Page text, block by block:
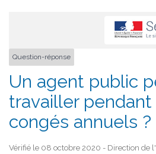
Question-réponse
Un agent public
travailler pendant
congés annuels ?
Vérifié le 08 octobre 2020 - Direction de